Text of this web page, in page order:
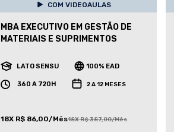
COM VIDEOAULAS
MBA EXECUTIVO EM GESTÃO DE
MATERIAIS E SUPRIMENTOS
LATO SENSU 100% EAD
360 A 720H 2 A 12 MESES
18X R$ 86,00/Mês18X R$ 387,00/Mês